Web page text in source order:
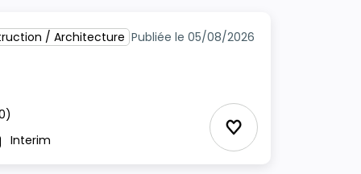
/ Architecture Publiée le 05/08/2026
Interim Ajouter aux